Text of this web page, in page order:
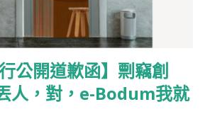
公開道歉函】剽竊創
人，對，e-Bodum我就